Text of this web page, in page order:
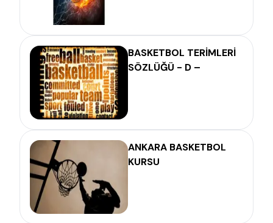
BASKETBOL TERİMLERİ
SÖZLÜĞÜ - D –
ANKARA BASKETBOL
KURSU